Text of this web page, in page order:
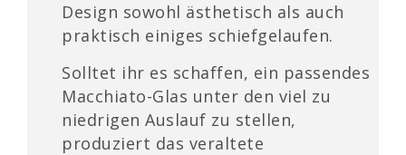
Design sowohl ästhetisch als auch
praktisch einiges schiefgelaufen.
Solltet ihr es schaffen, ein passendes
Macchiato-Glas unter den viel zu
niedrigen Auslauf zu stellen,
produziert das veraltete